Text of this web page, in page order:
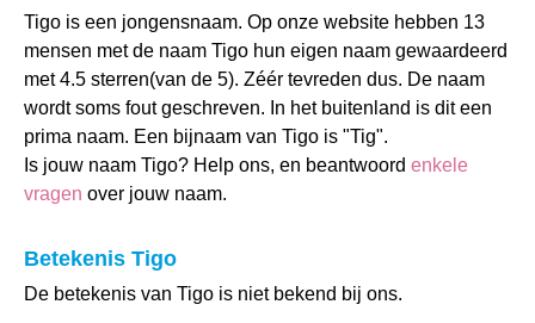
Tigo is een jongensnaam. Op onze website hebben 13
mensen met de naam Tigo hun eigen naam gewaardeerd
met 4.5 sterren(van de 5). Zéér tevreden dus. De naam
wordt soms fout geschreven. In het buitenland is dit een
prima naam. Een bijnaam van Tigo is "Tig".
Is jouw naam Tigo? Help ons, en beantwoord enkele
vragen over jouw naam.
Betekenis Tigo
De betekenis van Tigo is niet bekend bij ons.